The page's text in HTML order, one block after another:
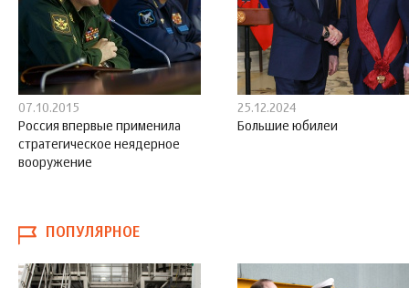
07.10.2015
Россия впервые применила
стратегическое неядерное
вооружение
25.12.2024
Большие юбилеи
ПОПУЛЯРНОЕ